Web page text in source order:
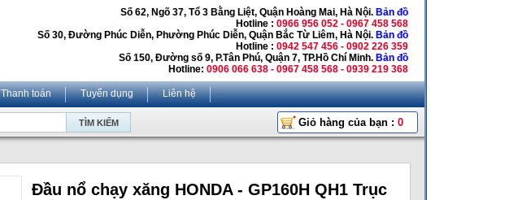
Số 62, Ngõ 37, Tổ 3 Bằng Liệt, Quận Hoàng Mai, Hà Nội. Bản đồ
Hotline : 0966 956 052 - 0967 458 568
Số 30, Đường Phúc Diễn, Phường Phúc Diễn, Quận Bắc Từ Liêm, Hà Nội. Bản đồ
Hotline : 0942 547 456 - 0902 226 359
Số 150, Đường số 9, P.Tân Phú, Quận 7, TP.Hồ Chí Minh. Bản đồ
Hotline: 0906 066 638 - 0967 458 568 - 0939 219 368
Thanh toán Tuyển dụng Liên hệ
Giỏ hàng của bạn : 0
Đầu nổ chạy xăng HONDA - GP160H QH1 Trục